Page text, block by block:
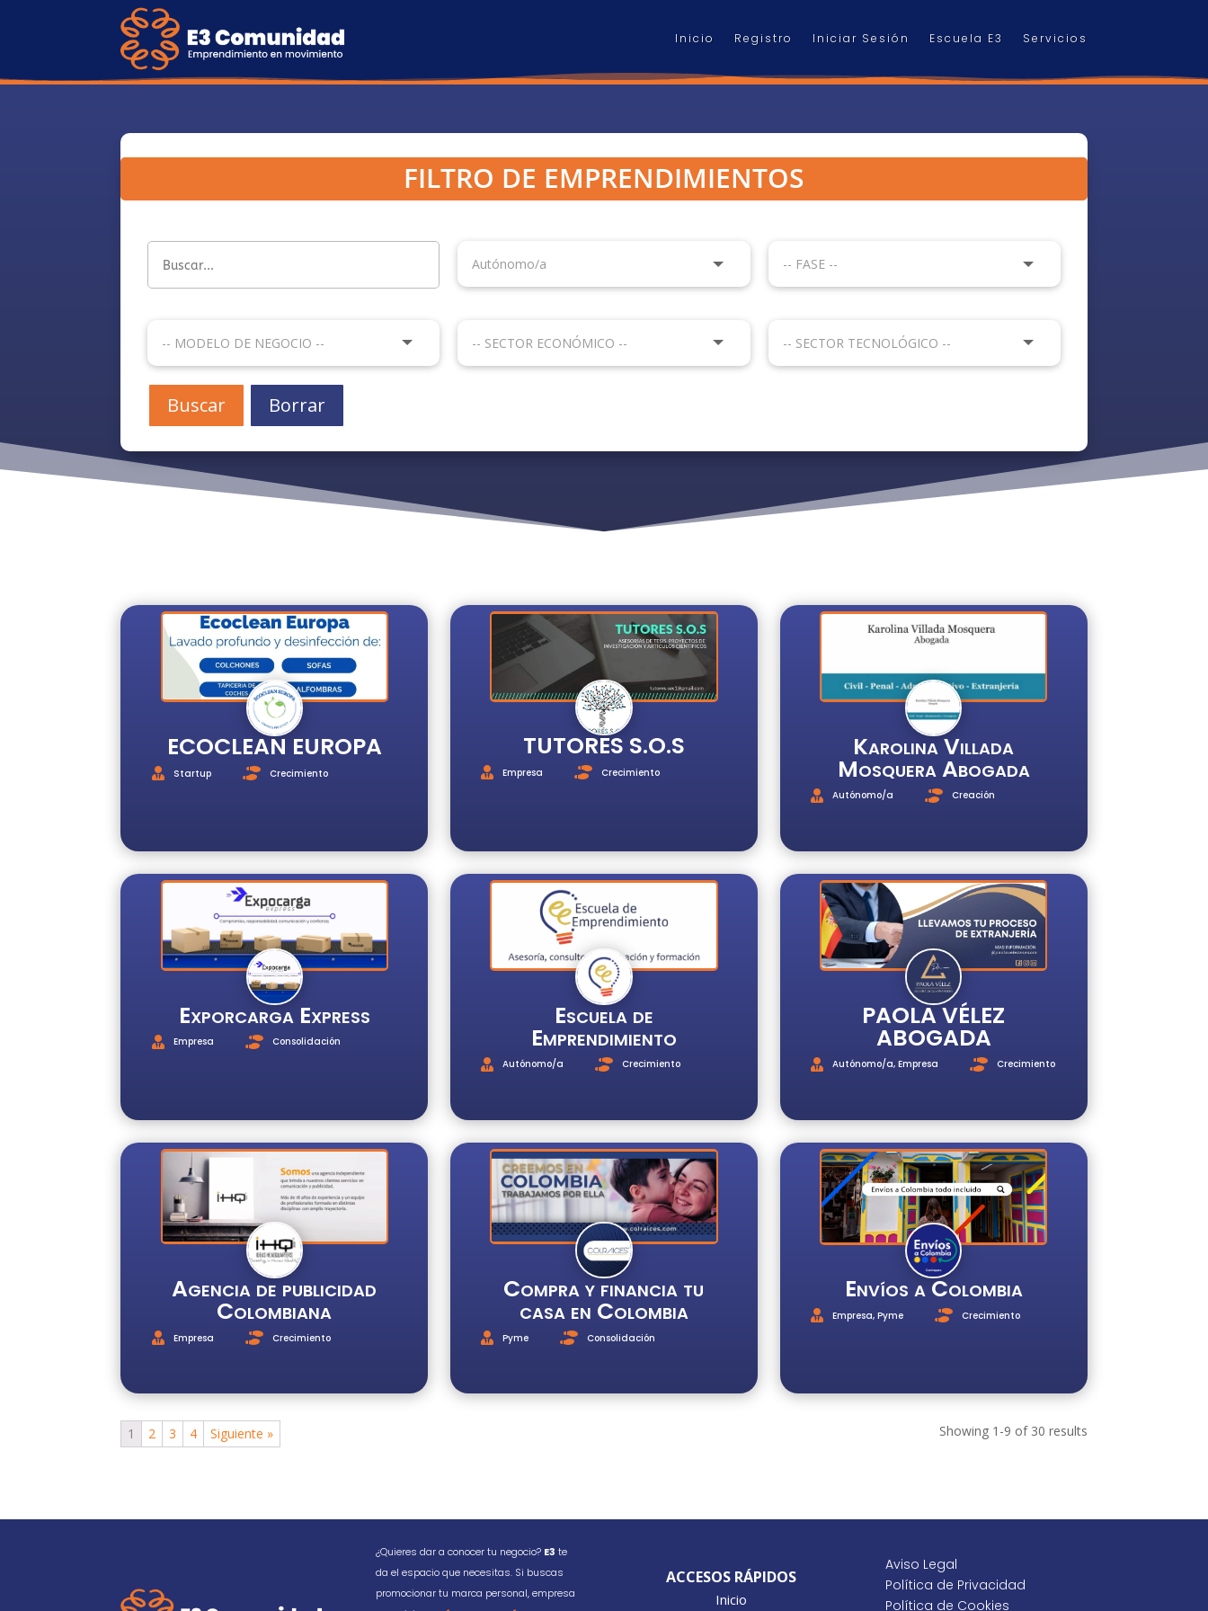
Inicio Registro Iniciar Sesión Escuela E3 Servicios
FILTRO DE EMPRENDIMIENTOS
Buscar Borrar
ECOCLEAN EUROPA
Startup Crecimiento
TUTORES S.O.S
Empresa Crecimiento
Karolina Villada
Mosquera Abogada
Autónomo/a Creación
Exporcarga Express
Empresa Consolidación
Escuela de
Emprendimiento
Autónomo/a Crecimiento
PAOLA VÉLEZ
ABOGADA
Autónomo/a,Empresa Crecimiento
Agencia de publicidad
Colombiana
Empresa Crecimiento
Compra y financia tu
casa en Colombia
Pyme Consolidación
Envíos a Colombia
Empresa,Pyme Crecimiento
Showing 1-9 of 30 results
1 2 3 4 Siguiente »
¿Quieres dar a conocer tu negocio? E3 te
da el espacio que necesitas. Si buscas
promocionar tu marca personal, empresa
ACCESOS RÁPIDOS
Inicio
Aviso Legal
Política de Privacidad
Política de Cookies